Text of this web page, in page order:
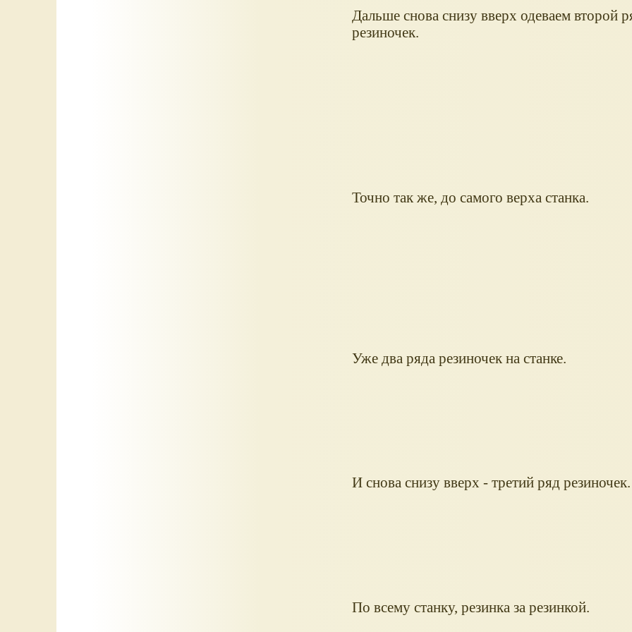
Дальше снова снизу вверх одеваем второй
резиночек.
Точно так же, до самого верха станка.
Уже два ряда резиночек на станке.
И снова снизу вверх - третий ряд резиночек.
По всему станку, резинка за резинкой.